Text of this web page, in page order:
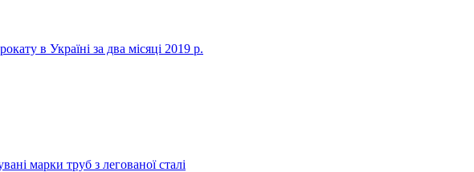
в Україні за два місяці 2019 р.
марки труб з легованої сталі